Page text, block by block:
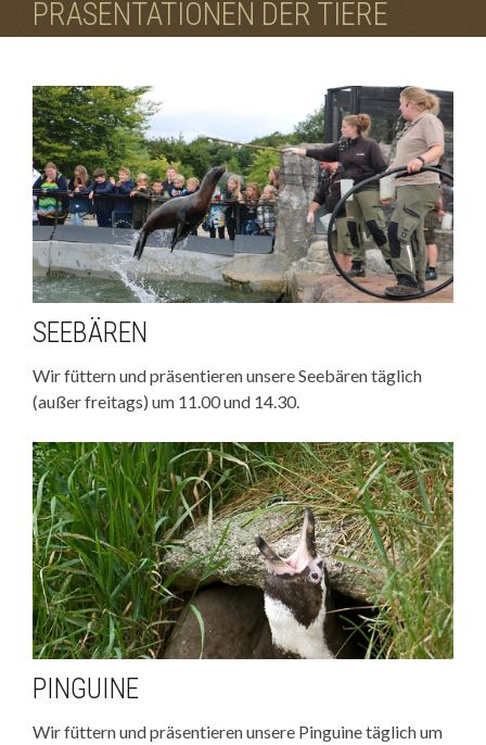
Nuckel-Baum
PRÄSENTATIONEN DER TIERE
SEEBÄREN
Wir füttern und präsentieren unsere Seebären täglich
(außer freitags) um 11.00 und 14.30.
PINGUINE
Wir füttern und präsentieren unsere Pinguine täglich um